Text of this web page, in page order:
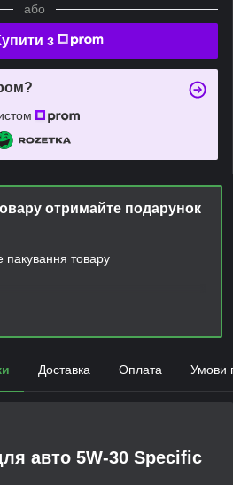
або
з
отримайте подарунок
пакування товару
Доставка Оплата Умови
авто 5W-30 Specific